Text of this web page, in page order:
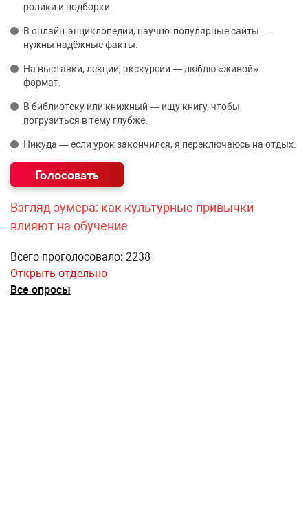
ролики и подборки.
В онлайн‑энциклопедии, научно‑популярные сайты —
нужны надёжные факты.
На выставки, лекции, экскурсии — люблю «живой»
формат.
В библиотеку или книжный — ищу книгу, чтобы
погрузиться в тему глубже.
Никуда — если урок закончился, я переключаюсь на отдых.
Взгляд зумера: как культурные привычки
влияют на обучение
Всего проголосовало: 2238
Открыть отдельно
Все опросы